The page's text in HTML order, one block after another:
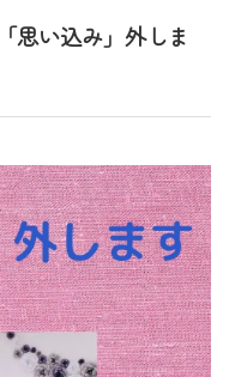
い込み」外しま